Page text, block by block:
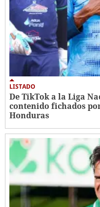
LISTADO
De TikTok a la Liga
contenido fichados
Honduras